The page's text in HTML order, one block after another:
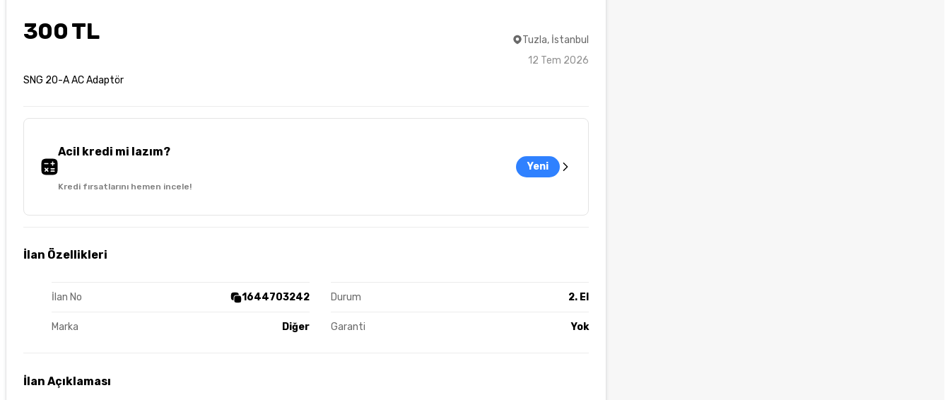
300 TL
SNG 20-A AC Adaptör
Tuzla, İstanbul
12 Tem 2026
Acil kredi mi lazım?
Kredi fırsatlarını hemen incele!
Yeni
İlan Özellikleri
İlan No 1644703242 Durum 2. El
Marka Diğer Garanti Yok
İlan Açıklaması